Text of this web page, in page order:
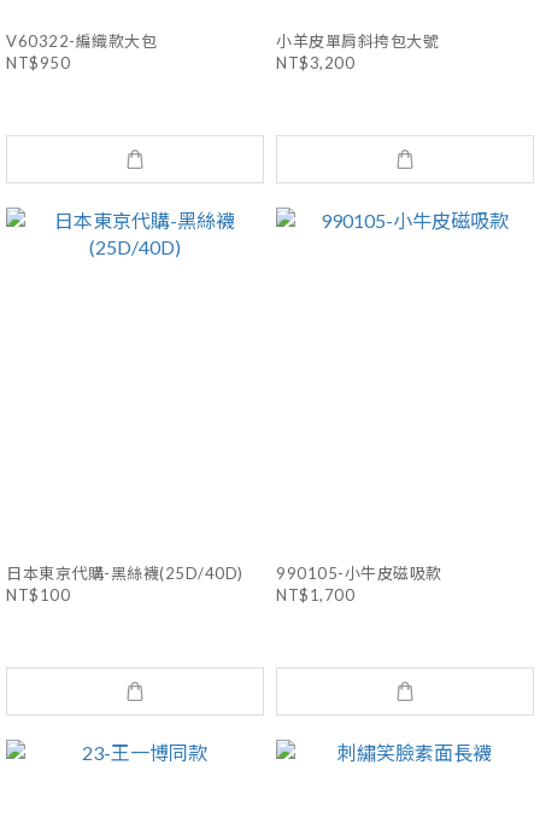
V60322-編織款大包
NT$950
小羊皮單肩斜挎包大號
NT$3,200
日本東京代購-黑絲襪(25D/40D)
NT$100
990105-小牛皮磁吸款
NT$1,700